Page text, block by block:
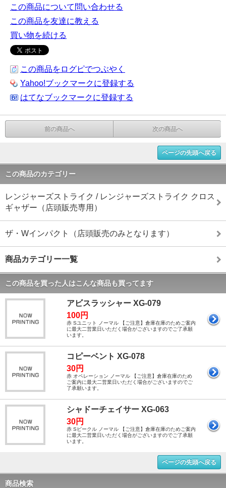
この商品について問い合わせる
この商品を友達に教える
買い物を続ける
この商品をログピでつぶやく
Yahoo!ブックマークに登録する
はてなブックマークに登録する
前の商品へ 次の商品へ
ページの先頭へ戻る
この商品のカテゴリー
レンジャーズストライク / レンジャーズストライク クロス
ギャザー（店頭販売専用）
ザ・Wインパクト（店頭販売のみとなります）
商品カテゴリー一覧
この商品を買った人はこんな商品も買ってます
アビスラッシャー XG-079
100円
赤 Sユニット ノーマル 【ご注意】倉庫在庫のためご案内
に最大二営業日いただく場合がございますのでご了承願
います。
コピーベント XG-078
30円
赤 オペレーション ノーマル 【ご注意】倉庫在庫のため
ご案内に最大二営業日いただく場合がございますのでご
了承願います。
シャドーチェイサー XG-063
30円
赤 Sビークル ノーマル 【ご注意】倉庫在庫のためご案内
に最大二営業日いただく場合がございますのでご了承願
います。
ページの先頭へ戻る
商品検索